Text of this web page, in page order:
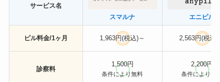
サービス名
スマルナ
エニピル
ピル料金/1ヶ月 1,963円(税込)～ 2,563円(税込)
診察料
1,500円
条件により無料
2,200円
条件により無